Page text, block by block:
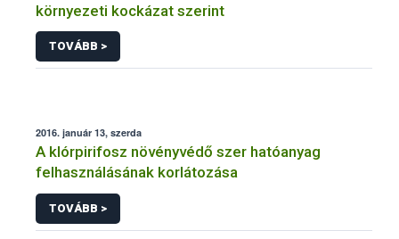
környezeti kockázat szerint
TOVÁBB >
2016. január 13, szerda
A klórpirifosz növényvédő szer hatóanyag
felhasználásának korlátozása
TOVÁBB >